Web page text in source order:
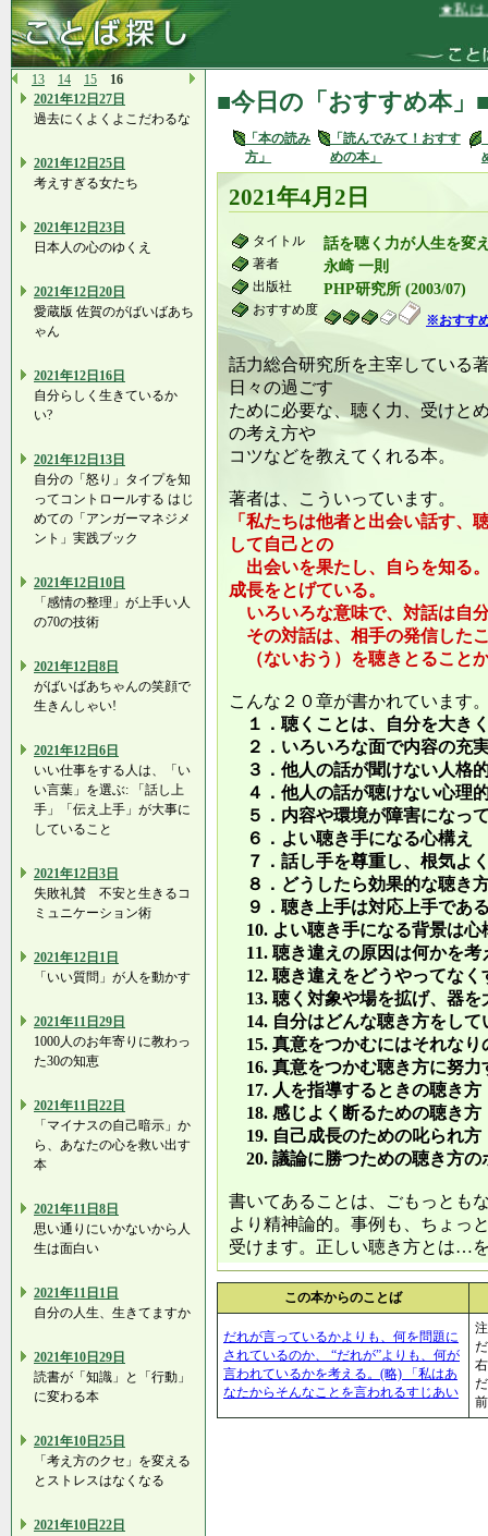
★私は、
13 14 15
16
2021年12日27日
過去にくよくよこだわるな
2021年12日25日
考えすぎる女たち
2021年12日23日
日本人の心のゆくえ
2021年12日20日
愛蔵版 佐賀のがばいばあち
ゃん
2021年12日16日
自分らしく生きているか
い?
2021年12日13日
自分の「怒り」タイプを知
ってコントロールする はじ
めての「アンガーマネジメ
ント」実践ブック
2021年12日10日
「感情の整理」が上手い人
の70の技術
2021年12日8日
がばいばあちゃんの笑顔で
生きんしゃい!
2021年12日6日
いい仕事をする人は、「い
い言葉」を選ぶ: 「話し上
手」「伝え上手」が大事に
していること
2021年12日3日
失敗礼賛 不安と生きるコ
ミュニケーション術
2021年12日1日
「いい質問」が人を動かす
2021年11日29日
1000人のお年寄りに教わっ
た30の知恵
2021年11日22日
「マイナスの自己暗示」か
ら、あなたの心を救い出す
本
2021年11日8日
思い通りにいかないから人
生は面白い
2021年11日1日
自分の人生、生きてますか
2021年10日29日
読書が「知識」と「行動」
に変わる本
2021年10日25日
「考え方のクセ」を変える
とストレスはなくなる
2021年10日22日
■今日の「おすすめ本」
「本の読み
方」
「読んでみて！おすす
めの本」
2021年4月2日
タイトル 話を聴く力が人生を変
著者 永崎 一則
出版社 PHP研究所 (2003/07)
おすすめ度
※おすす
話力総合研究所を主宰している
日々の過ごす
ために必要な、聴く力、受けと
の考え方や
コツなどを教えてくれる本。
著者は、こういっています。
「私たちは他者と出会い話す、
して自己との
出会いを果たし、自らを知る
成長をとげている。
いろいろな意味で、対話は自
その対話は、相手の発信した
（ないおう）を聴きとること
こんな２０章が書かれています
１．聴くことは、自分を大き
２．いろいろな面で内容の充
３．他人の話が聞けない人格
４．他人の話が聴けない心理
５．内容や環境が障害になっ
６．よい聴き手になる心構え
７．話し手を尊重し、根気よ
８．どうしたら効果的な聴き
９．聴き上手は対応上手であ
10. よい聴き手になる背景は心
11. 聴き違えの原因は何かを考
12. 聴き違えをどうやってなく
13. 聴く対象や場を拡げ、器を
14. 自分はどんな聴き方をして
15. 真意をつかむにはそれなり
16. 真意をつかむ聴き方に努力
17. 人を指導するときの聴き方
18. 感じよく断るための聴き方
19. 自己成長のための叱られ方
20. 議論に勝つための聴き方の
書いてあることは、ごもっとも
より精神論的。事例も、ちょっ
受けます。正しい聴き方とは…
この本からのことば
だれが言っているかよりも、何を問題に
されているのか、 “だれが”よりも、何が
言われているかを考える。(略) 「私はあ
なたからそんなことを言われるすじあい
前